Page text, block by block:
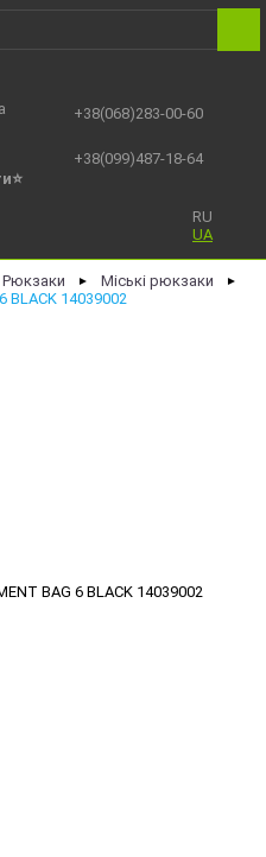
+38(068)283-00-60
+38(099)487-18-64
RU
UA
Рюкзаки ► Міські рюкзаки ►
BLACK 14039002